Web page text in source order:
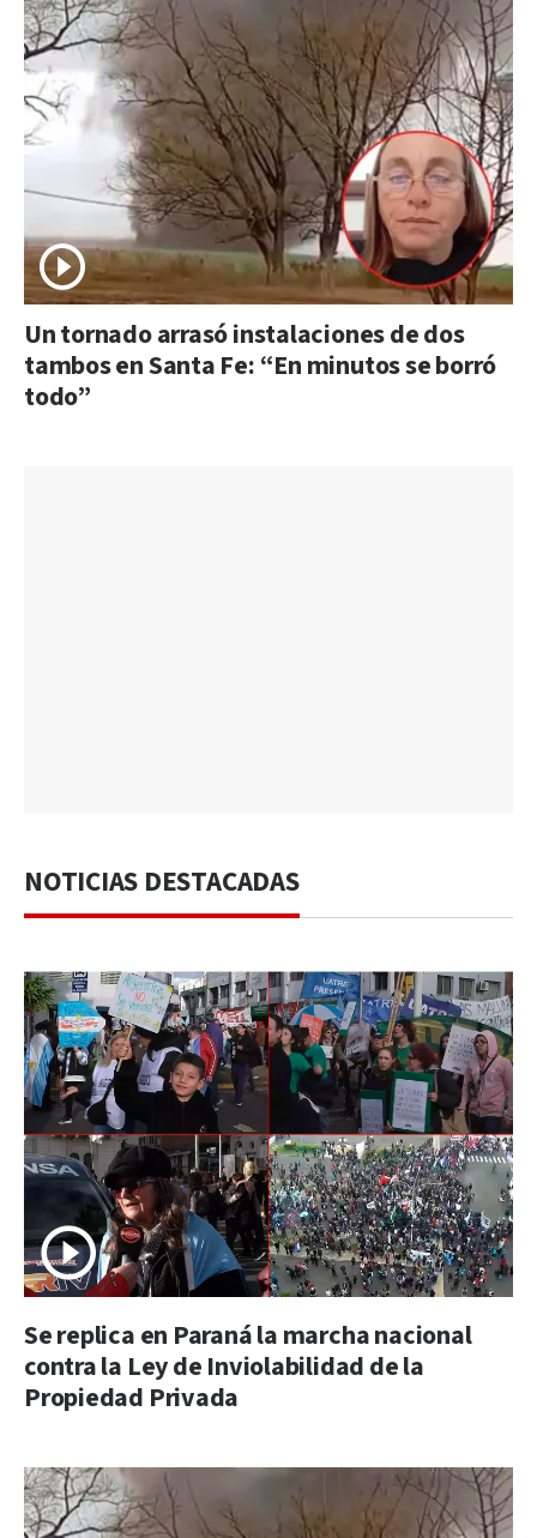
Un tornado arrasó instalaciones de dos
tambos en Santa Fe: “En minutos se borró
todo”
NOTICIAS DESTACADAS
Se replica en Paraná la marcha nacional
contra la Ley de Inviolabilidad de la
Propiedad Privada